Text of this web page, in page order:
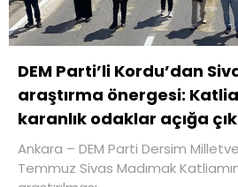
DEM Parti’li Kordu’dan
araştırma önergesi:
karanlık odaklar açığa
Ankara – DEM Parti Dersim
Temmuz Sivas Madımak